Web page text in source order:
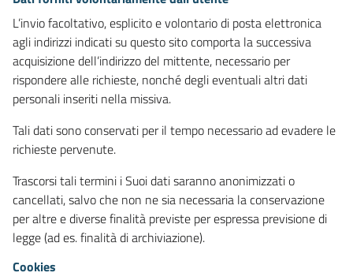
L’invio facoltativo, esplicito e volontario di posta elettronica
agli indirizzi indicati su questo sito comporta la successiva
acquisizione dell’indirizzo del mittente, necessario per
rispondere alle richieste, nonché degli eventuali altri dati
personali inseriti nella missiva.
Tali dati sono conservati per il tempo necessario ad evadere le
richieste pervenute.
Trascorsi tali termini i Suoi dati saranno anonimizzati o
cancellati, salvo che non ne sia necessaria la conservazione
per altre e diverse finalità previste per espressa previsione di
legge (ad es. finalità di archiviazione).
Cookies